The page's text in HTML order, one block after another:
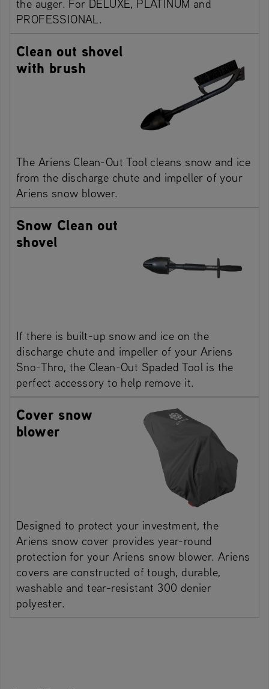
the auger. For DELUXE, PLATINUM and
PROFESSIONAL.
Clean out shovel
with brush
The Ariens Clean-Out Tool cleans snow and ice
from the discharge chute and impeller of your
Ariens snow blower.
Snow Clean out
shovel
If there is built-up snow and ice on the
discharge chute and impeller of your Ariens
Sno-Thro, the Clean-Out Spaded Tool is the
perfect accessory to help remove it.
Cover snow
blower
Designed to protect your investment, the
Ariens snow cover provides year-round
protection for your Ariens snow blower. Ariens
covers are constructed of tough, durable,
washable and tear-resistant 300 denier
polyester.